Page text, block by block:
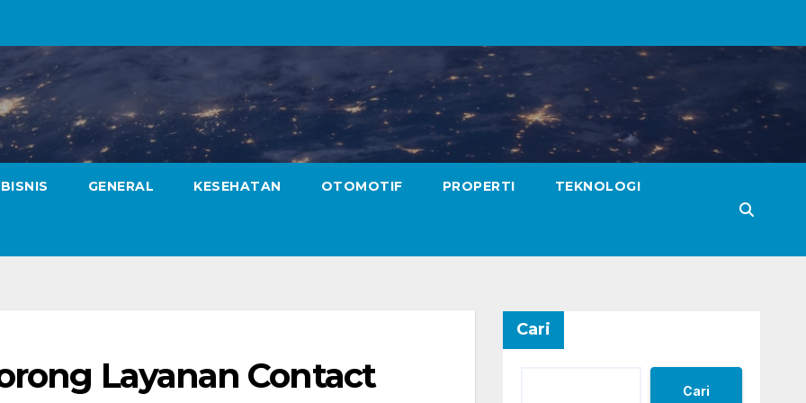
BISNIS GENERAL KESEHATAN OTOMOTIF PROPERTI TEKNOLOGI
Layanan Contact
Cari
Cari